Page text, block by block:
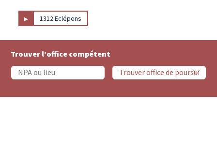
▸ 1312 Eclépens
Trouver l’office compétent